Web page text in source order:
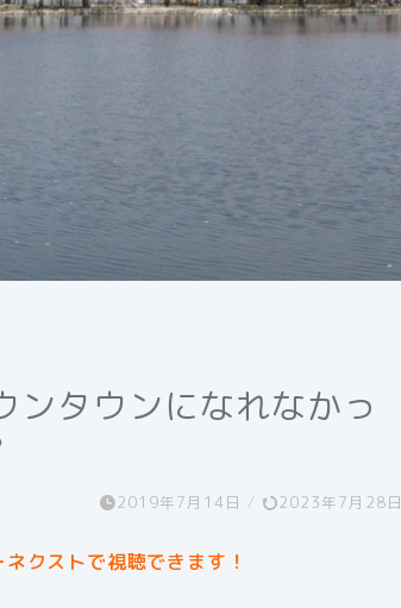
ンタウンになれなかっ
2019年7月14日 / 2023年7月28日
クストで視聴できます！